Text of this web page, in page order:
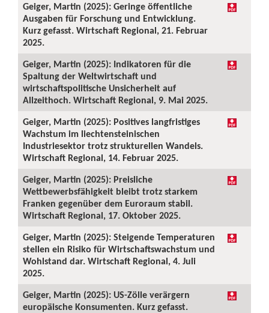
Geiger, Martin (2025): Geringe öffentliche
Ausgaben für Forschung und Entwicklung.
Kurz gefasst. Wirtschaft Regional, 21. Februar
2025.
Geiger, Martin (2025): Indikatoren für die
Spaltung der Weltwirtschaft und
wirtschaftspolitische Unsicherheit auf
Allzeithoch. Wirtschaft Regional, 9. Mai 2025.
Geiger, Martin (2025): Positives langfristiges
Wachstum im liechtensteinischen
Industriesektor trotz strukturellen Wandels.
Wirtschaft Regional, 14. Februar 2025.
Geiger, Martin (2025): Preisliche
Wettbewerbsfähigkeit bleibt trotz starkem
Franken gegenüber dem Euroraum stabil.
Wirtschaft Regional, 17. Oktober 2025.
Geiger, Martin (2025): Steigende Temperaturen
stellen ein Risiko für Wirtschaftswachstum und
Wohlstand dar. Wirtschaft Regional, 4. Juli
2025.
Geiger, Martin (2025): US-Zölle verärgern
europäische Konsumenten. Kurz gefasst.